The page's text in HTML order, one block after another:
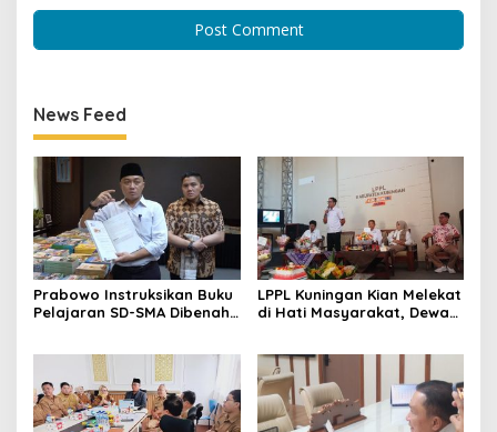
News Feed
Prabowo Instruksikan Buku
Pelajaran SD-SMA Dibenahi,
LPPL Kuningan Kian Melekat
di Hati Masyarakat, Dewas